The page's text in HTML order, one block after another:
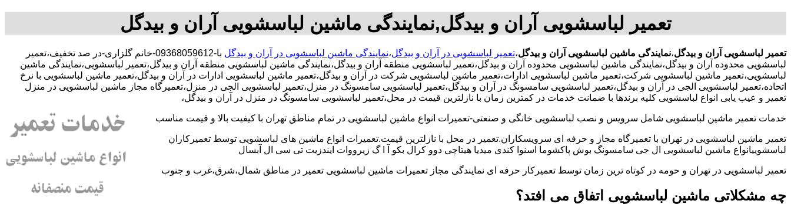
تعمیر لباسشویی آران و بیدگل,نمایندگی ماشین لباسشویی آران و بیدگل
تعمیر لباسشویی آران و بیدگل،نمایندگی ماشین لباسشویی آران و بیدگل،تعمیر لباسشویی در آران و بیدگل،نمایندگی ماشین لباسشویی در آران و بیدگل
با-09368059612-خانم گلزاری-در صد تخفیف،تعمیر
لباسشویی محدوده آران و بیدگل،نمایندگی ماشین لباسشویی محدوده آران و بیدگل،تعمیر لباسشویی منطقه آران و بیدگل،نمایندگی ماشین لباسشویی منطقه آران و بیدگل،تعمیر لباسشویی،نمایندگی ماشین
لباسشویی،تعمیر ماشین لباسشویی شرکت،تعمیر ماشین لباسشویی ادارات،تعمیر ماشین لباسشویی شرکت در آران و بیدگل،تعمیر ماشین لباسشویی ادارات در آران و بیدگل،تعمیر ماشین لباسشویی با نرخ
اتحاده،تعمیر لباسشویی الجی در آران و بیدگل،تعمیر لباسشویی سامسونگ در آران و بیدگل،تعمیر لباسشویی سامسونگ در منزل،تعمیر لباسشویی الجی در منزل،تعمیرگاه مجاز ماشین لباسشویی در منزل
تعمیر و عیب یابی انواع لباسشویی کلیه برندها با ضمانت خدمات در کمترین زمان با نازلترین قیمت در محل،تعمیر لباسشویی سامسونگ در منزل در آران و بیدگل،
خدمات تعمیر ماشین لباسشویی شامل سرویس و نصب لباسشویی خانگی و صنعتی-تعمیرات انواع ماشین لباسشویی در تمام مناطق تهران با کیفیت بالا و قیمت مناسب
تعمیر ماشین لباسشویی در تهران با تعمیرگاه مجاز و حرفه ای سرویسکاران.تعمیر در محل با نازلترین قیمت.تعمیرات انواع ماشین های لباسشویی توسط تعمیرکاران
لباسشوییانواع ماشین لباسشویی ال جی سامسونگ بوش پاکشوما اسنوا کندی میدیا هیتاچی دوو کرال بکو آ ا گ زیرووات ایندزیت تی سی ال آبسال
تعمیر لباسشویی در تهران و حومه در کوتاه ترین زمان توسط تعمیرکار حرفه ای نمایندگی مجاز تعمیرات ماشین لباسشویی تعمیر در مناطق شمال،شرق،غرب و جنوب
چه مشکلاتی ماشین لباسشویی اتفاق می افتد؟